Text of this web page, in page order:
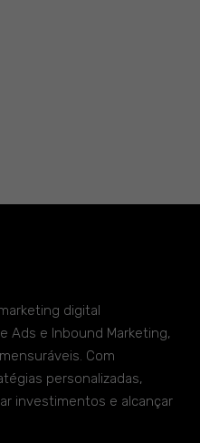
digital
Ads e Inbound Marketing,
Com
personalizadas,
investimentos e alcançar